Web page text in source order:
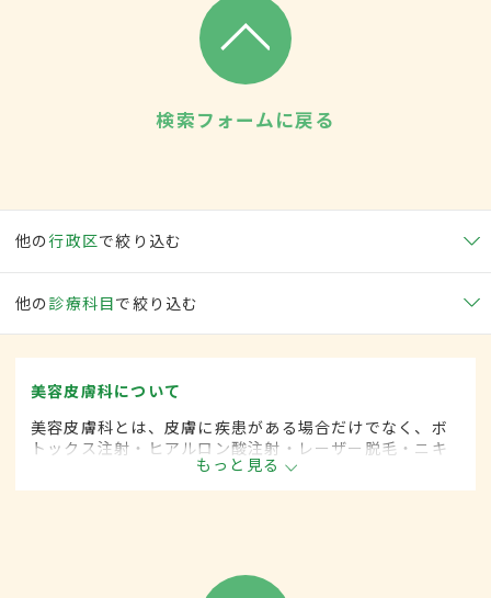
検索フォームに戻る
他の行政区で絞り込む
他の 診療科目で絞り込む
美容皮膚科について
美容皮膚科とは、皮膚に疾患がある場合だけでなく、ボ
トックス注射・ヒアルロン酸注射・レーザー脱毛・ニキ
ビ治療など美容を目的として行われる皮膚科の診療分野
です。
もっと見る